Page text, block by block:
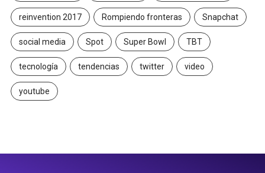
reinvention 2017 Rompiendo fronteras Snapchat
social media Spot Super Bowl TBT
tecnología tendencias twitter video
youtube